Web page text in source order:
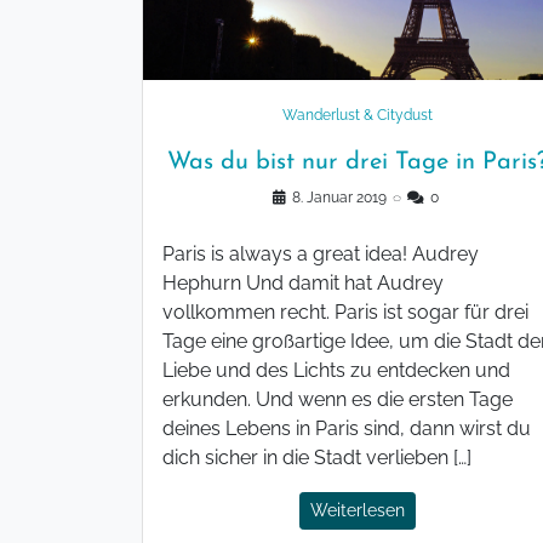
Wanderlust & Citydust
Was du bist nur drei Tage in
8. Januar 2019 ◌ 0
Paris is always a great idea! Audrey
Hephurn Und damit hat Audrey
vollkommen recht. Paris ist sogar für drei
Tage eine großartige Idee, um die Stadt
Liebe und des Lichts zu entdecken und
erkunden. Und wenn es die ersten Tage
deines Lebens in Paris sind, dann wirst du
dich sicher in die Stadt verlieben […]
Weiterlesen